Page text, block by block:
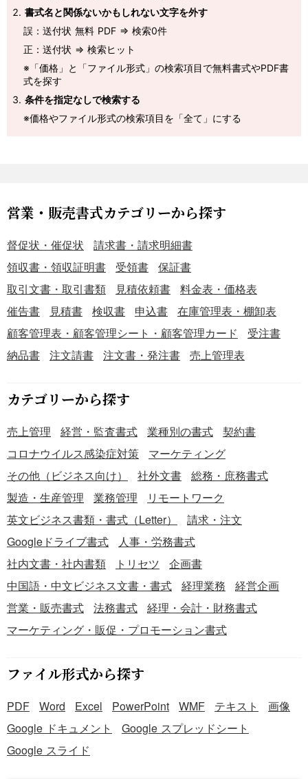
書式名と関係ないかもしれない文字を外す
誤：送付状 無料 PDF ⇒ 検索0件
正：送付状 ⇒ 検索ヒット
※「価格」と「ファイル形式」の検索項目で無料書式やPDF書
式を探す
条件を指定なしで検索する
※価格やファイル形式の検索項目を「全て」にする
営業・販売書式カテゴリーから探す
督促状・催促状
請求書・請求明細書
領収書・領収証明書
受領書
保証書
取引文書・取引書類
見積依頼書
料金表・価格表
催告書
見積書 検収書 申込書
在庫管理表・棚卸表
顧客管理表・顧客管理シート・顧客管理カード
受注書
納品書
注文請書 注文書・発注書 売上管理表
カテゴリーから探す
売上管理 経営・監査書式 業種別の書式
契約書
コロナウイルス感染症対策
マーケティング
その他（ビジネス向け）
社外文書
総務・庶務書式
製造・生産管理
業務管理
リモートワーク
英文ビジネス書類・書式（Letter）
請求・注文
Googleドライブ書式
人事・労務書式
社内文書・社内書類
トリセツ
企画書
中国語・中文ビジネス文書・書式
経理業務
経営企画
営業・販売書式
法務書式
経理・会計・財務書式
マーケティング・販促・プロモーション書式
ファイル形式から探す
PDF Word Excel PowerPoint WMF テキスト
画像
Google ドキュメント
Google スプレッドシート
Google スライド